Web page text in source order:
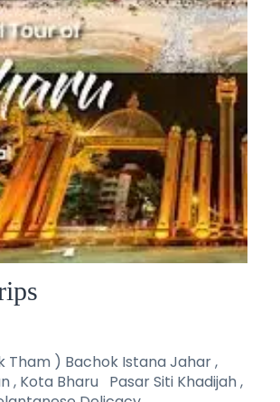
Tham ) Bachok Istana Jahar ,
, Kota Bharu Pasar Siti Khadijah ,